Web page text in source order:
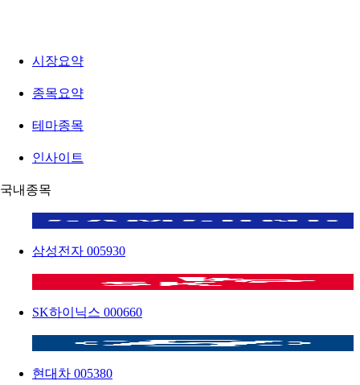
시장요약
종목요약
테마종목
인사이트
국내종목
삼성전자 005930
SK하이닉스 000660
현대차 005380